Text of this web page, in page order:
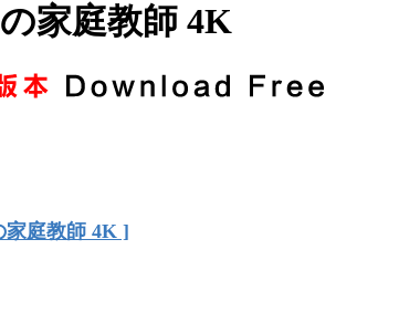
家庭教師 4K
家庭教師 4K ]